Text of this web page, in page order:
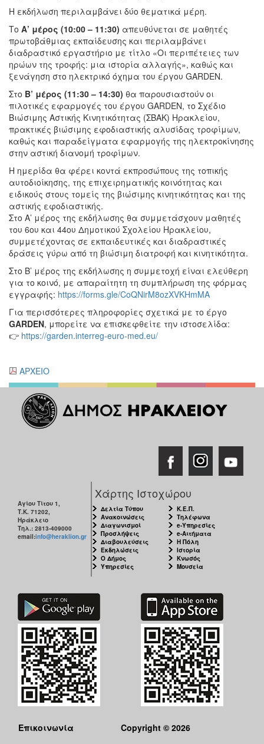
Η εκδήλωση περιλαμβάνει δύο θεματικά μέρη.
Το Α’ μέρος (10:00 – 11:30) απευθύνεται σε μαθητές
πρωτοβάθμιας εκπαίδευσης και περιλαμβάνει
διαδραστικό εργαστήριο με τίτλο «Οι περιπέτειες των
ηρώων της τροφής: μια ιστορία αλλαγής», καθώς και
ξενάγηση στο ηλεκτρικό όχημα του έργου GARDEN.
Στο Β’ μέρος (11:30 – 14:30) θα παρουσιαστούν οι
πιλοτικές εφαρμογές του έργου GARDEN, το Σχέδιο
Βιώσιμης Αστικής Κινητικότητας (ΣΒΑΚ) Ηρακλείου,
πρακτικές βιώσιμης εφοδιαστικής αλυσίδας τροφίμων,
καθώς και παραδείγματα εφαρμογής της ηλεκτροκίνησης
στην αστική διανομή τροφίμων.
Η ημερίδα θα φέρει κοντά εκπροσώπους της τοπικής
αυτοδιοίκησης, της επιχειρηματικής κοινότητας και
ειδικούς στους τομείς της βιώσιμης κινητικότητας και της
αστικής εφοδιαστικής.
Στο Α’ μέρος της εκδήλωσης θα συμμετάσχουν μαθητές
του 6ου και 44ου Δημοτικού Σχολείου Ηρακλείου,
συμμετέχοντας σε εκπαιδευτικές και διαδραστικές
δράσεις γύρω από τη βιώσιμη διατροφή και κινητικότητα.
Στο Β’ μέρος της εκδήλωσης η συμμετοχή είναι ελεύθερη
για το κοινό, με απαραίτητη τη συμπλήρωση της φόρμας
εγγραφής: https://forms.gle/CoQNirM8ozXVKHmMA
Για περισσότερες πληροφορίες σχετικά με το έργο
GARDEN, μπορείτε να επισκεφθείτε την ιστοσελίδα:
👉 https://garden.interreg-euro-med.eu/
ΑΡΧΕΙΟ
Αγίου Τίτου 1,
Τ.Κ. 71202,
Ηράκλειο
Τηλ.: 2813-409000
email:info@heraklion.gr
Χάρτης Ιστοχώρου
Δελτία Τύπου
Ανακοινώσεις
Διαγωνισμοί
Προσλήψεις
Διαβουλεύσεις
Εκδηλώσεις
Ο Δήμος
Υπηρεσίες
Κ.Ε.Π.
Τηλέφωνα
e-Υπηρεσίες
e-Αιτήματα
Η Πόλη
Ιστορία
Κνωσός
Μουσεία
Επικοινωνία
Copyright © 2026